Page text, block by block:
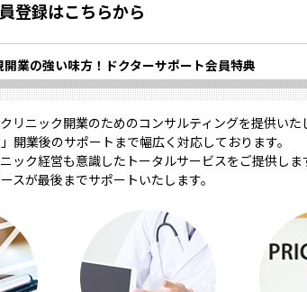
登録はこちらから
業の強い味方！ドクターサポート会員特典
ニック開業のためのコンサルティングを提供いた
業後のサポートまで幅広く対応しております。
ク経営も意識したトータルサービスをご提供しま
スが最後までサポートいたします。